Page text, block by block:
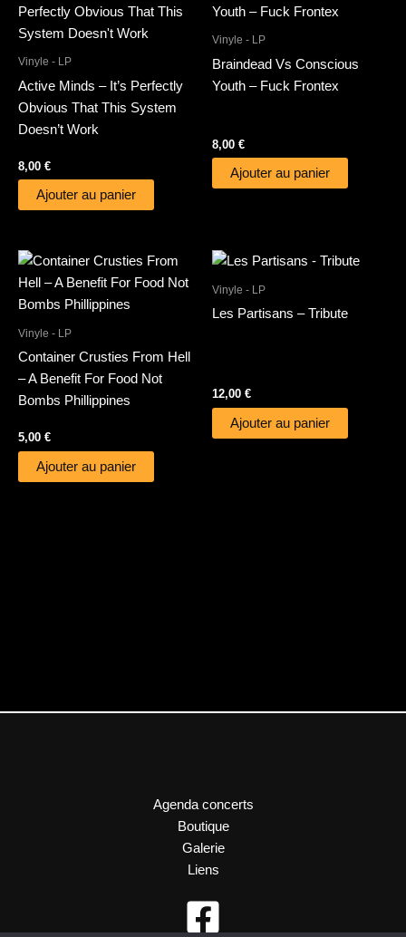
Vinyle - LP
Active Minds – It’s Perfectly
Obvious That This System
Doesn’t Work
8,00 €
Ajouter au panier
Vinyle - LP
Braindead Vs Conscious
Youth – Fuck Frontex
8,00 €
Ajouter au panier
Vinyle - LP
Container Crusties From Hell
– A Benefit For Food Not
Bombs Phillippines
5,00 €
Ajouter au panier
Vinyle - LP
Les Partisans – Tribute
12,00 €
Ajouter au panier
Agenda concerts
Boutique
Galerie
Liens